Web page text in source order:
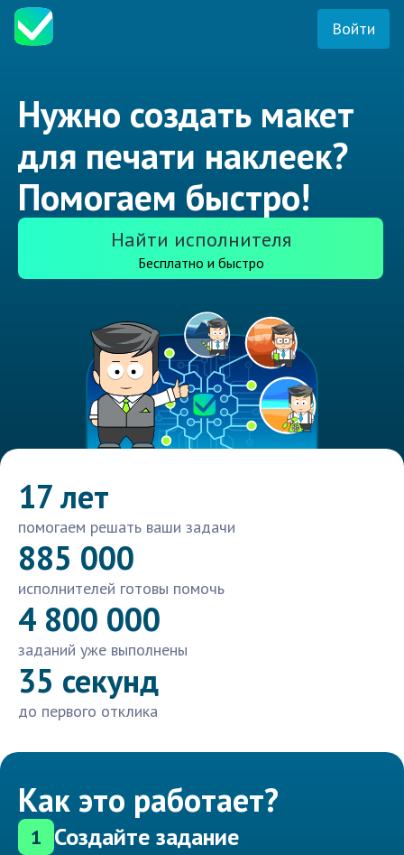
Войти
Нужно создать макет
для печати наклеек?
Помогаем быстро!
Найти исполнителя
Бесплатно и быстро
17 лет
помогаем решать ваши задачи
885 000
исполнителей готовы помочь
4 800 000
заданий уже выполнены
35 секунд
до первого отклика
Как это работает?
1 Создайте задание